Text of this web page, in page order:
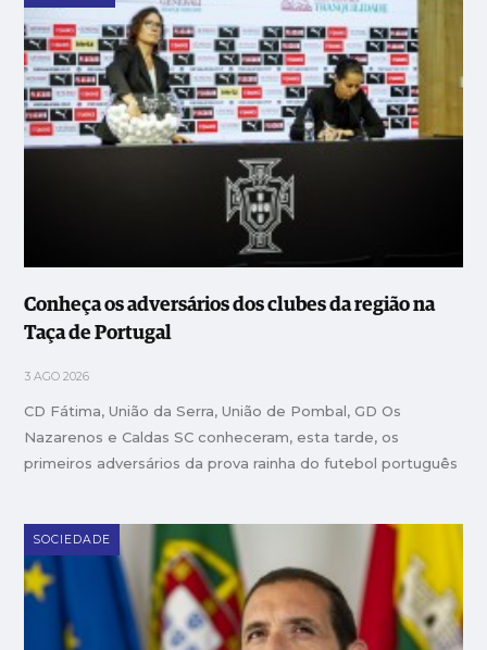
Conheça os adversários dos clubes da região na
Taça de Portugal
3 AGO 2026
CD Fátima, União da Serra, União de Pombal, GD Os
Nazarenos e Caldas SC conheceram, esta tarde, os
primeiros adversários da prova rainha do futebol português
SOCIEDADE